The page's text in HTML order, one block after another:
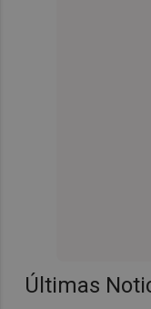
Últimas